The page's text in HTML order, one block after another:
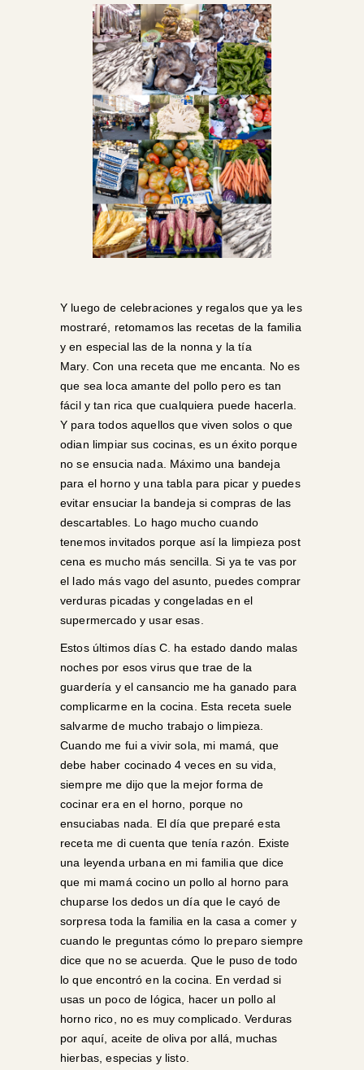
Y luego de celebraciones y regalos que ya les
mostraré, retomamos las recetas de la familia
y en especial las de la nonna y la tía
Mary. Con una receta que me encanta. No es
que sea loca amante del pollo pero es tan
fácil y tan rica que cualquiera puede hacerla.
Y para todos aquellos que viven solos o que
odian limpiar sus cocinas, es un éxito porque
no se ensucia nada. Máximo una bandeja
para el horno y una tabla para picar y puedes
evitar ensuciar la bandeja si compras de las
descartables. Lo hago mucho cuando
tenemos invitados porque así la limpieza post
cena es mucho más sencilla. Si ya te vas por
el lado más vago del asunto, puedes comprar
verduras picadas y congeladas en el
supermercado y usar esas.
Estos últimos días C. ha estado dando malas
noches por esos virus que trae de la
guardería y el cansancio me ha ganado para
complicarme en la cocina. Esta receta suele
salvarme de mucho trabajo o limpieza.
Cuando me fui a vivir sola, mi mamá, que
debe haber cocinado 4 veces en su vida,
siempre me dijo que la mejor forma de
cocinar era en el horno, porque no
ensuciabas nada. El día que preparé esta
receta me di cuenta que tenía razón. Existe
una leyenda urbana en mi familia que dice
que mi mamá cocino un pollo al horno para
chuparse los dedos un día que le cayó de
sorpresa toda la familia en la casa a comer y
cuando le preguntas cómo lo preparo siempre
dice que no se acuerda. Que le puso de todo
lo que encontró en la cocina. En verdad si
usas un poco de lógica, hacer un pollo al
horno rico, no es muy complicado. Verduras
por aquí, aceite de oliva por allá, muchas
hierbas, especias y listo.